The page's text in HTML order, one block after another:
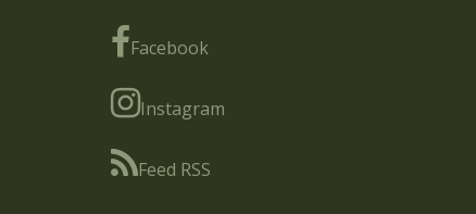
Facebook
Instagram
Feed RSS